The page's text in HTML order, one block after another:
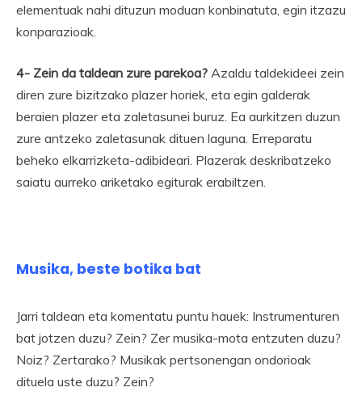
elementuak nahi dituzun moduan konbinatuta, egin itzazu
konparazioak.
4- Zein da taldean zure parekoa? Azaldu taldekideei zein
diren zure bizitzako plazer horiek, eta egin galderak
beraien plazer eta zaletasunei buruz. Ea aurkitzen duzun
zure antzeko zaletasunak dituen laguna. Erreparatu
beheko elkarrizketa-adibideari. Plazerak deskribatzeko
saiatu aurreko ariketako egiturak erabiltzen.
Musika, beste botika bat
Jarri taldean eta komentatu puntu hauek: Instrumenturen
bat jotzen duzu? Zein? Zer musika-mota entzuten duzu?
Noiz? Zertarako? Musikak pertsonengan ondorioak
dituela uste duzu? Zein?